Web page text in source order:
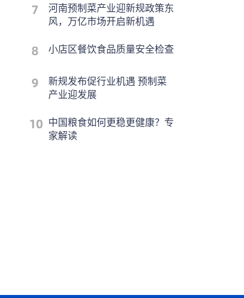
河南预制菜产业迎新规政策东
风，万亿市场开启新机遇
小店区餐饮食品质量安全检查
新规发布促行业机遇 预制菜
产业迎发展
中国粮食如何更稳更健康？专
家解读